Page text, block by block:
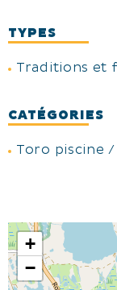
TYPES
Traditions et
CATÉGORIES
Toro piscine
+
−